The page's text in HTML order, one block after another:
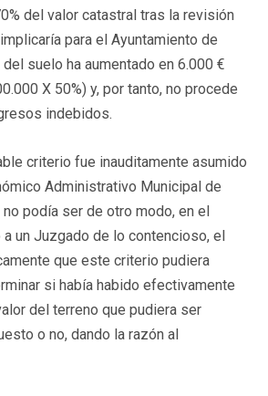
del valor catastral tras la revisión
para el Ayuntamiento de
suelo ha aumentado en 6.000 €
X 50%) y, por tanto, no procede
indebidos.
criterio fue inauditamente asumido
Administrativo Municipal de
podía ser de otro modo, en el
un Juzgado de lo contencioso, el
que este criterio pudiera
si había habido efectivamente
del terreno que pudiera ser
o no, dando la razón al